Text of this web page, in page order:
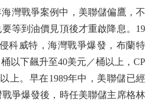
灣戰爭案例中，美聯儲偏鷹，不
等到油價見頂後才重啟降息。19
科威特，海灣戰爭爆發，布蘭特
以下飆升至40美元／桶以上，CP
上。早在1989年中，美聯儲已經
爭爆發後，時任美聯儲主席格林